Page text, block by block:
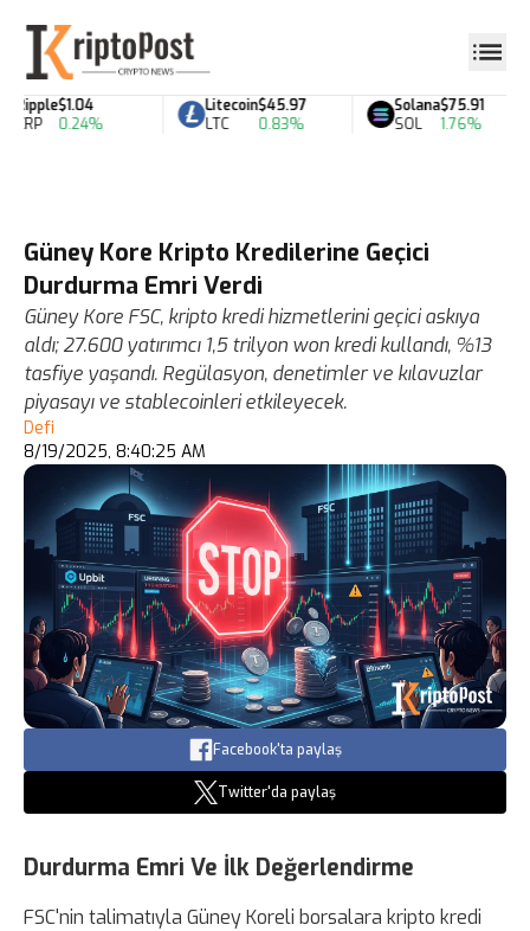
Ripple
XRP
$1.04
0.24%
Litecoin
LTC
$45.97
0.83%
Solana
SOL
$75.91
1.76%
Güney Kore Kripto Kredilerine Geçici
Durdurma Emri Verdi
Güney Kore FSC, kripto kredi hizmetlerini geçici askıya
aldı; 27.600 yatırımcı 1,5 trilyon won kredi kullandı, %13
tasfiye yaşandı. Regülasyon, denetimler ve kılavuzlar
piyasayı ve stablecoinleri etkileyecek.
Defi
8/19/2025, 8:40:25 AM
Facebook'ta paylaş
Twitter'da paylaş
Durdurma Emri Ve İlk Değerlendirme
FSC'nin talimatıyla Güney Koreli borsalara kripto kredi